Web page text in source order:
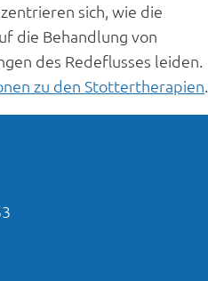
sich, wie die
die Behandlung von
des Redeflusses leiden.
zu den Stottertherapien.